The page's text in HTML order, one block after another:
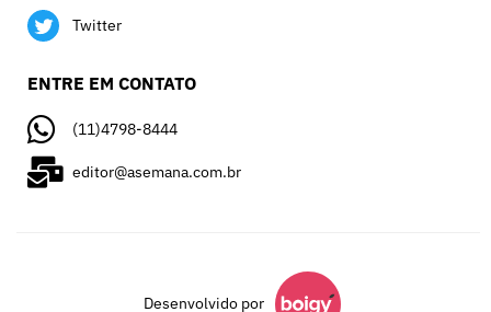
Twitter
ENTRE EM CONTATO
(11)4798-8444
editor@asemana.com.br
Desenvolvido por